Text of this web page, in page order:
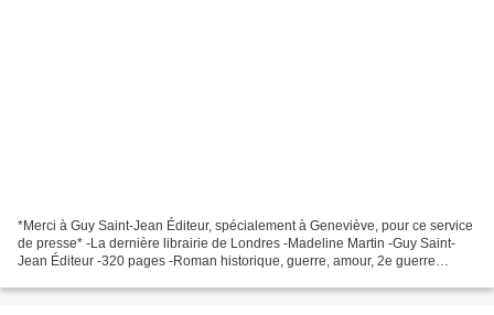
*Merci à Guy Saint-Jean Éditeur, spécialement à Geneviève, pour ce service
de presse* -La dernière librairie de Londres -Madeline Martin -Guy Saint-
Jean Éditeur -320 pages -Roman historique, guerre, amour, 2e guerre